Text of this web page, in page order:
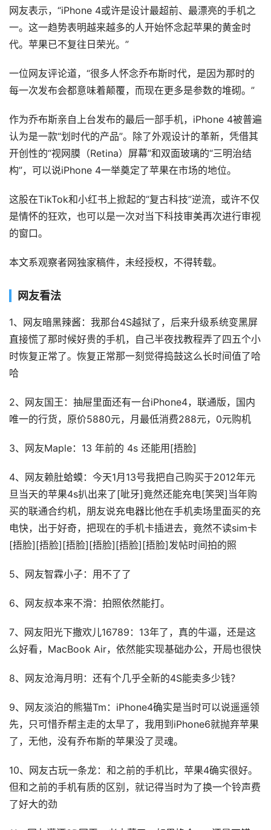
网友表示，“iPhone 4或许是设计最超前、最漂亮的手机之
一。这一趋势表明越来越多的人开始怀念起苹果的黄金时
代。苹果已不复往日荣光。”
一位网友评论道，“很多人怀念乔布斯时代，是因为那时的
每一次发布会都意味着颠覆，而现在更多是参数的堆砌。”
作为乔布斯亲自上台发布的最后一部手机，iPhone 4被普遍
认为是一款“划时代的产品”。除了外观设计的革新，凭借其
开创性的“视网膜（Retina）屏幕”和双面玻璃的“三明治结
构”，可以说iPhone 4一举奠定了苹果在市场的地位。
这股在TikTok和小红书上掀起的“复古科技”逆流，或许不仅
是情怀的狂欢，也可以是一次对当下科技审美再次进行审视
的窗口。
本文系观察者网独家稿件，未经授权，不得转载。
网友看法
1、网友暗黑辣酱：我那台4S越狱了，后来升级系统变黑屏
直接慌了那时候好贵的手机，自己半夜找教程弄了四五个小
时恢复正常了。恢复正常那一刻觉得捣鼓这么长时间值了哈
哈
2、网友国王：抽屉里面还有一台iPhone4，联通版，国内
唯一的行货，原价5880元，月最低消费288元，0元购机
3、网友Maple：13 年前的 4s 还能用[捂脸]
4、网友赖肚蛤蟆：今天1月13号我把自己购买于2012年元
旦当天的苹果4s扒出来了[呲牙]竟然还能充电[笑哭]当年购
买的联通合约机，朋友说充电器比他在手机卖场里面买的充
电快，出于好奇，把现在的手机卡插进去，竟然不读sim卡
[捂脸][捂脸][捂脸][捂脸][捂脸][捂脸]发帖时间拍的照
5、网友智霖小子：用不了了
6、网友叔本来不滑：拍照依然能打。
7、网友阳光下撒欢儿16789：13年了，真的牛逼，还是这
么好看，MacBook Air，依然能实现基础办公，开局也很快
8、网友沧海月明：还有个几乎全新的4S能卖多少钱？
9、网友淡泊的熊猫Tm：iPhone4确实是当时可以说遥遥领
先，只可惜乔帮主走的太早了，我用到iPhone6就抛弃苹果
了，无他，没有乔布斯的苹果没了灵魂。
10、网友古玩一条龙：和之前的手机比，苹果4确实很好。
但和之前的手机有质的区别，就记得当时为了换一个铃声费
了好大的劲